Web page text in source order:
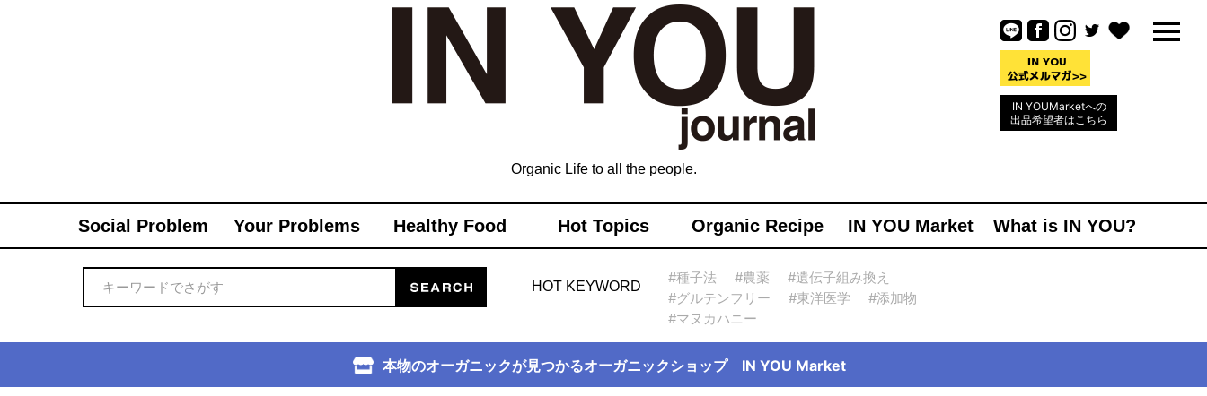
IN YOUMarketへの
出品希望者はこちら
Organic Life to all the people.
Social Problem Your Problems Healthy Food Hot Topics Organic Recipe IN YOU Market What is IN YOU?
HOT KEYWORD
#種子法 #農薬
#遺伝子組み換え
#グルテンフリー
#東洋医学
#添加物
#マヌカハニー
本物のオーガニックが見つかるオーガニックショップ IN YOU Market